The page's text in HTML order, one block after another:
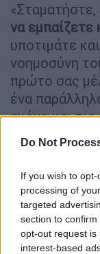
Do Not
If you wish to
processing of
targeted
section to
opt-out request is
interest-based
να εμπαίζετε
υποτιμάτε
νοημοσύνη
πρώτο σας
ένα
ακόμη και
τρίαχρόνια
δεν πάει να
Δεμίρης για
είναι ότι
ο κύριος
στην
πρόεδρος